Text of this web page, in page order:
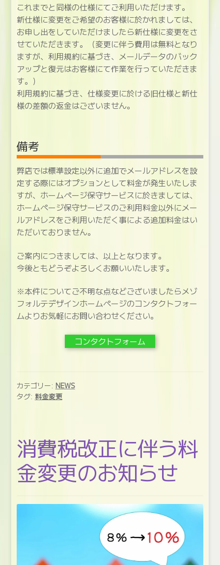
これまでと同様の仕様にてご利用いただけます。
新仕様に変更をご希望のお客様に於かれましては、
お申し出をしていただけましたら新仕様に変更をさ
せていただきます。（変更に伴う費用は無料となり
ますが、利用規約に基づき、メールデータのバック
アップと復元はお客様にて作業を行っていただきま
す。）
利用規約に基づき、仕様変更に於ける旧仕様と新仕
様の差額の返金はございません。
備考
弊店では標準設定以外に追加でメールアドレスを設
定する際にはオプションとして料金が発生いたしま
すが、ホームページ保守サービスに於きましては、
ホームページ保守サービスのご利用料金以外にメー
ルアドレスをご利用いただく事による追加料金はい
ただいておりません。
ご案内につきましては、以上となります。
今後ともどうぞよろしくお願いいたします。
※本件についてご不明な点などございましたらメゾ
フォルテデザインホームページのコンタクトフォー
ムよりお気軽にお問い合わせください。
コンタクトフォーム
カテゴリー: NEWS
タグ: 料金変更
消費税改正に伴う料
金変更のお知らせ